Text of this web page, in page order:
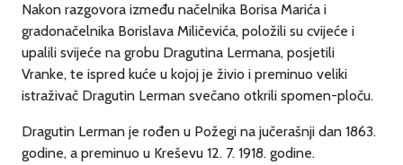
Nakon razgovora između načelnika Borisa Marića i
gradonačelnika Borislava Miličevića, položili su cvijeće i
upalili svijeće na grobu Dragutina Lermana, posjetili
Vranke, te ispred kuće u kojoj je živio i preminuo veliki
istraživač Dragutin Lerman svečano otkrili spomen-ploču.
Dragutin Lerman je rođen u Požegi na jučerašnji dan 1863.
godine, a preminuo u Kreševu 12. 7. 1918. godine.